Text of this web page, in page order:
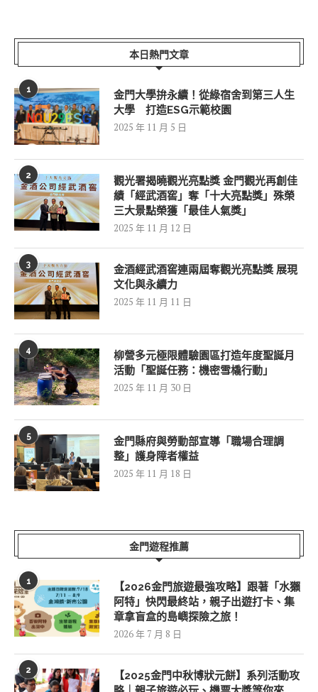
本日熱門文章
1
金門大學拚永續！從綠宿舍到第三人生
大學 打造ESG示範校園
2025 年 11 月 5 日
2
觀光署揭曉觀光亮點獎 金門觀光再創佳
績「經武酒窖」奪「十大亮點獎」殊榮
三大景點榮獲「最佳人氣獎」
2025 年 11 月 12 日
3
金酒經武酒窖連兩屆奪觀光亮點獎 展現
文化與永續力
2025 年 11 月 11 日
4
柳營多元極限體驗園區打造年度聖誕月
活動「聖誕任務：機密雪橇行動」
2025 年 11 月 30 日
5
金門縣府與勞動部宣導「職場合理調
整」護身障者權益
2025 年 11 月 18 日
金門遊程推薦
1
【2026金門旅遊最強攻略】跟著「水獺
阿特」快閃最終站，親子出遊打卡、集
章拿盲盒的島嶼探險之旅！
2026 年 7 月 8 日
2
【2025金門中秋博狀元餅】系列活動攻